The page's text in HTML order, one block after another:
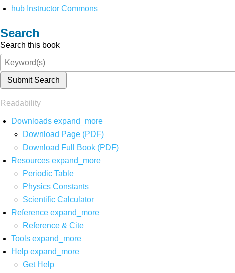
hub Instructor Commons
Search
Search this book
Submit Search
Readability
Downloads expand_more
Download Page (PDF)
Download Full Book (PDF)
Resources expand_more
Periodic Table
Physics Constants
Scientific Calculator
Reference expand_more
Reference & Cite
Tools expand_more
Help expand_more
Get Help